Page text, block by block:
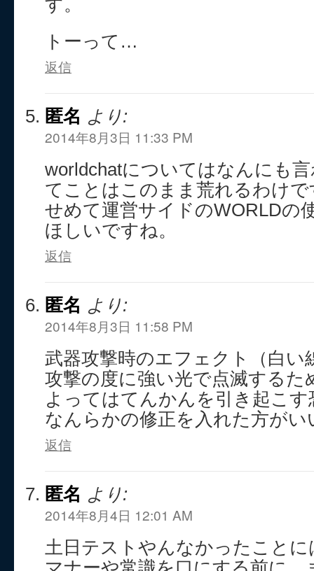
す。
トーって…
返信
匿名 より:
2014年8月3日 11:33 PM
worldchatについてはなんにも
てことはこのまま荒れるわけで
せめて運営サイドのWORLDの
ほしいですね。
返信
匿名 より:
2014年8月3日 11:58 PM
武器攻撃時のエフェクト（白い
攻撃の度に強い光で点滅するた
よってはてんかんを引き起こ
なんらかの修正を入れた方が
返信
匿名 より:
2014年8月4日 12:01 AM
土日テストやんなかったこと